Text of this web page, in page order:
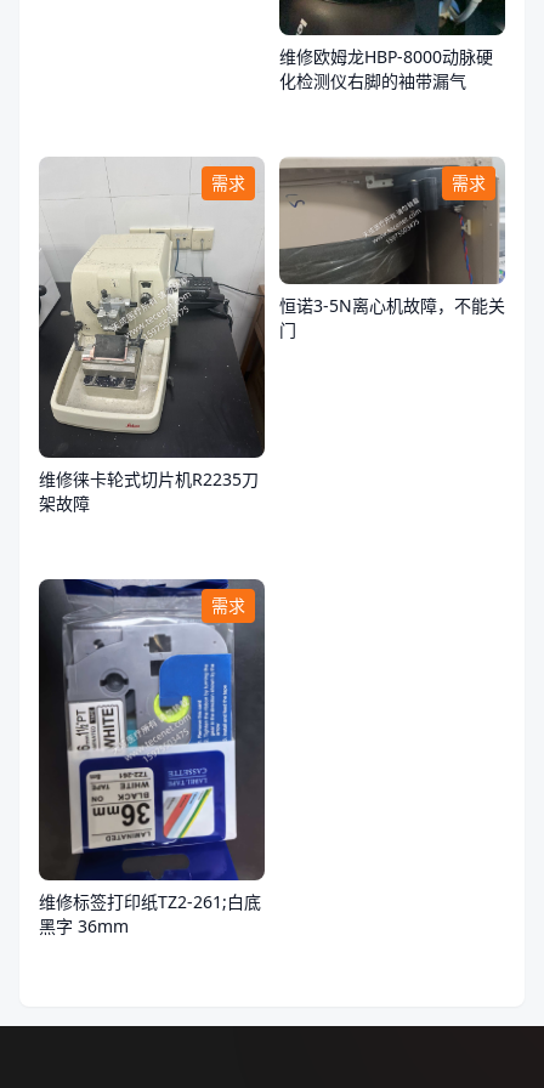
维修欧姆龙HBP-8000动脉硬
化检测仪右脚的袖带漏气
需求
维修徕卡轮式切片机R2235刀
架故障
需求
恒诺3-5N离心机故障，不能关
门
需求
维修标签打印纸TZ2-261;白底
黑字 36mm